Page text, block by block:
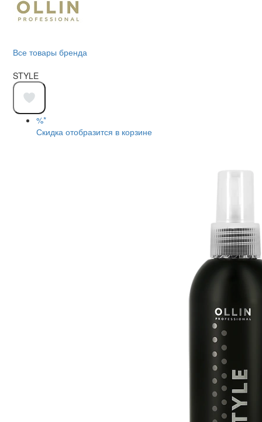
Все товары бренда
STYLE
%*
Скидка отобразится в корзине